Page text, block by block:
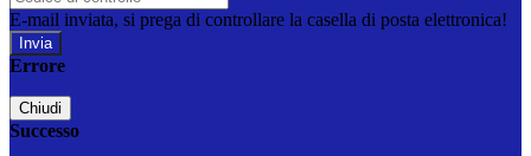
E-mail inviata, si prega di controllare la casella di posta elettronica!
Errore
Chiudi
Successo